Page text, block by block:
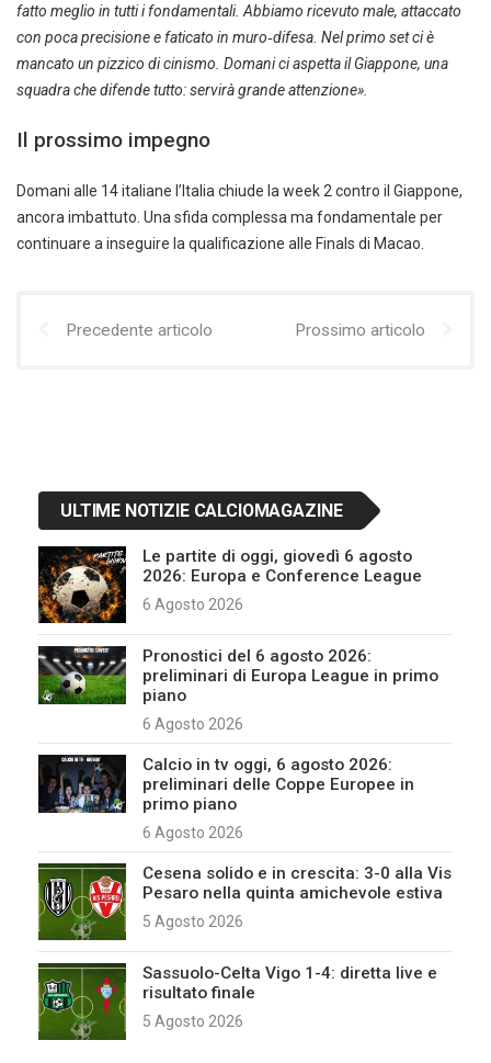
fatto meglio in tutti i fondamentali. Abbiamo ricevuto male, attaccato
con poca precisione e faticato in muro‑difesa. Nel primo set ci è
mancato un pizzico di cinismo. Domani ci aspetta il Giappone, una
squadra che difende tutto: servirà grande attenzione».
Il prossimo impegno
Domani alle 14 italiane l’Italia chiude la week 2 contro il Giappone,
ancora imbattuto. Una sfida complessa ma fondamentale per
continuare a inseguire la qualificazione alle Finals di Macao.
Precedente articolo Prossimo articolo
ULTIME NOTIZIE CALCIOMAGAZINE
Le partite di oggi, giovedì 6 agosto
2026: Europa e Conference League
6 Agosto 2026
Pronostici del 6 agosto 2026:
preliminari di Europa League in primo
piano
6 Agosto 2026
Calcio in tv oggi, 6 agosto 2026:
preliminari delle Coppe Europee in
primo piano
6 Agosto 2026
Cesena solido e in crescita: 3-0 alla Vis
Pesaro nella quinta amichevole estiva
5 Agosto 2026
Sassuolo-Celta Vigo 1-4: diretta live e
risultato finale
5 Agosto 2026